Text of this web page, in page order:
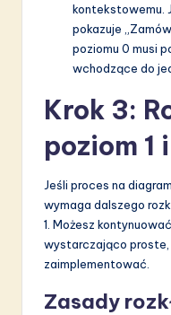
kontekstowemu.
pokazuje
poziomu 0 musi
wchodzące do
Krok 3:
poziom 1
Jeśli proces na
wymaga dalszego
1. Możesz
wystarczająco proste,
zaimplementować.
Zasady